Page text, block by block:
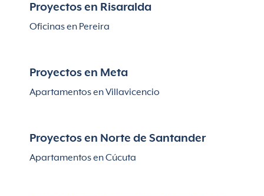
Proyectos en Risaralda
Oficinas en Pereira
Proyectos en Meta
Apartamentos en Villavicencio
Proyectos en Norte de Santander
Apartamentos en Cúcuta